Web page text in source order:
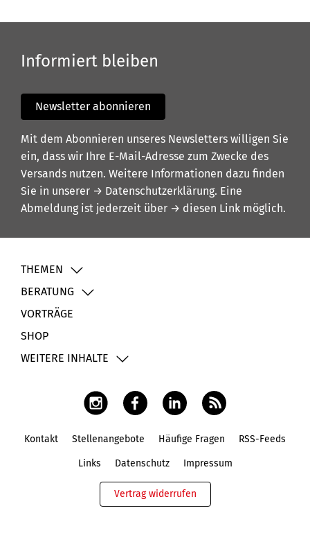
Informiert bleiben
Newsletter abonnieren
Mit dem Abonnieren unseres Newsletters willigen Sie
ein, dass wir Ihre E-Mail-Adresse zum Zwecke des
Versands nutzen. Weitere Informationen dazu finden
Sie in unserer → Datenschutzerklärung. Eine
Abmeldung ist jederzeit über → diesen Link möglich.
THEMEN
BERATUNG
VORTRÄGE
SHOP
WEITERE INHALTE
Kontakt Stellenangebote Häufige Fragen RSS-Feeds
Links Datenschutz Impressum
Vertrag widerrufen